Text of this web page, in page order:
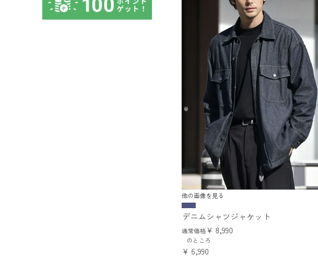
他の画像を見る
デニムシャツジャケット
通常価格¥ 8,990
のところ
¥ 6,990